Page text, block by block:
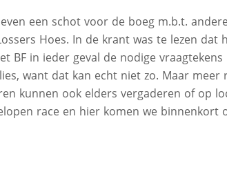
een schot voor de boeg m.b.t.
Hoes. In de krant was te lezen
BF in ieder geval de nodige
want dat kan echt niet zo. Maar
kunnen ook elders vergaderen of op
race en hier komen we binnenkort